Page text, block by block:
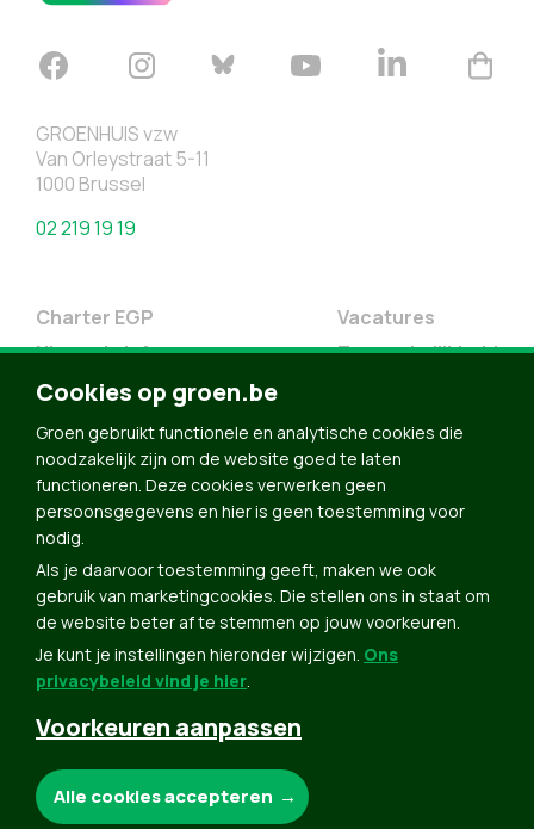
GROENHUIS vzw
Van Orleystraat 5-11
1000 Brussel
02 219 19 19
Charter EGP
Nieuwsbrief
Doe Mee
Contact
Groen in je buurt
Meldpunt
Vacatures
Toegankelijkheid
Word lid
Agenda
Bekijk kalender
Verleng je lidmaatschap
Programma oktober 2024
Programma juni 2024
Downloads
Webshop
Cookies op groen.be
Groen gebruikt functionele en analytische cookies die
noodzakelijk zijn om de website goed te laten
functioneren. Deze cookies verwerken geen
persoonsgegevens en hier is geen toestemming voor
nodig.
Als je daarvoor toestemming geeft, maken we ook
gebruik van marketingcookies. Die stellen ons in staat om
de website beter af te stemmen op jouw voorkeuren.
Je kunt je instellingen hieronder wijzigen. Ons
privacybeleid vind je hier.
Voorkeuren aanpassen
Alle cookies accepteren